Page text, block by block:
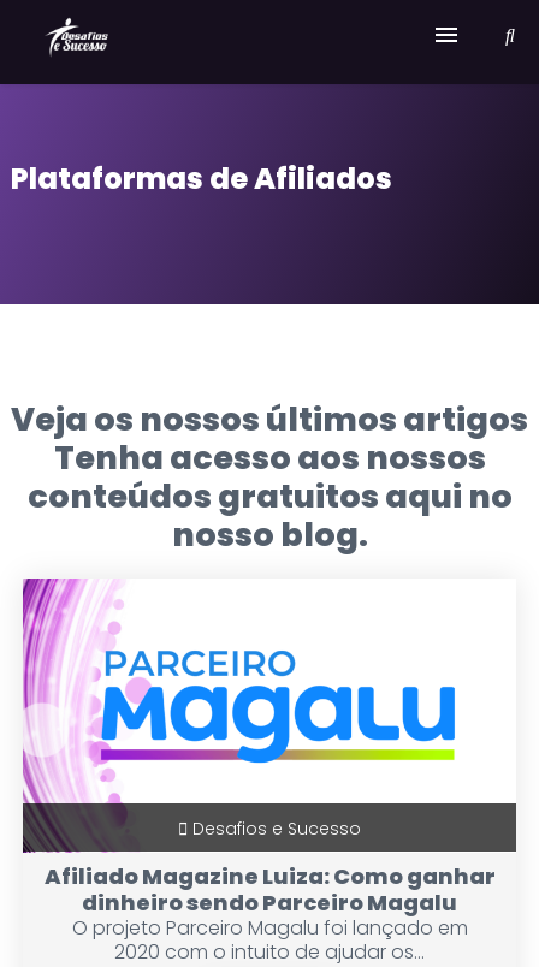
Serviços
Plataformas de Afiliados
Veja os nossos últimos artigos
Tenha acesso aos nossos
conteúdos gratuitos aqui no
nosso blog.
Desafios e Sucesso
Afiliado Magazine Luiza: Como ganhar
dinheiro sendo Parceiro Magalu
O projeto Parceiro Magalu foi lançado em
2020 com o intuito de ajudar os...